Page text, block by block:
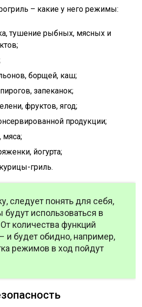
– какие у него режимы:
тушение рыбных, мясных и
борщей, каш;
запеканок;
фруктов, ягод;
продукции;
мяса;
йогурта;
гриль.
следует понять для себя,
использоваться в
количества функций
и будет обидно, например,
режимов в ход пойдут